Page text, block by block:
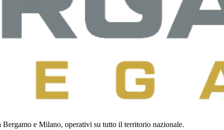
e Milano, operativi su tutto il territorio nazionale.